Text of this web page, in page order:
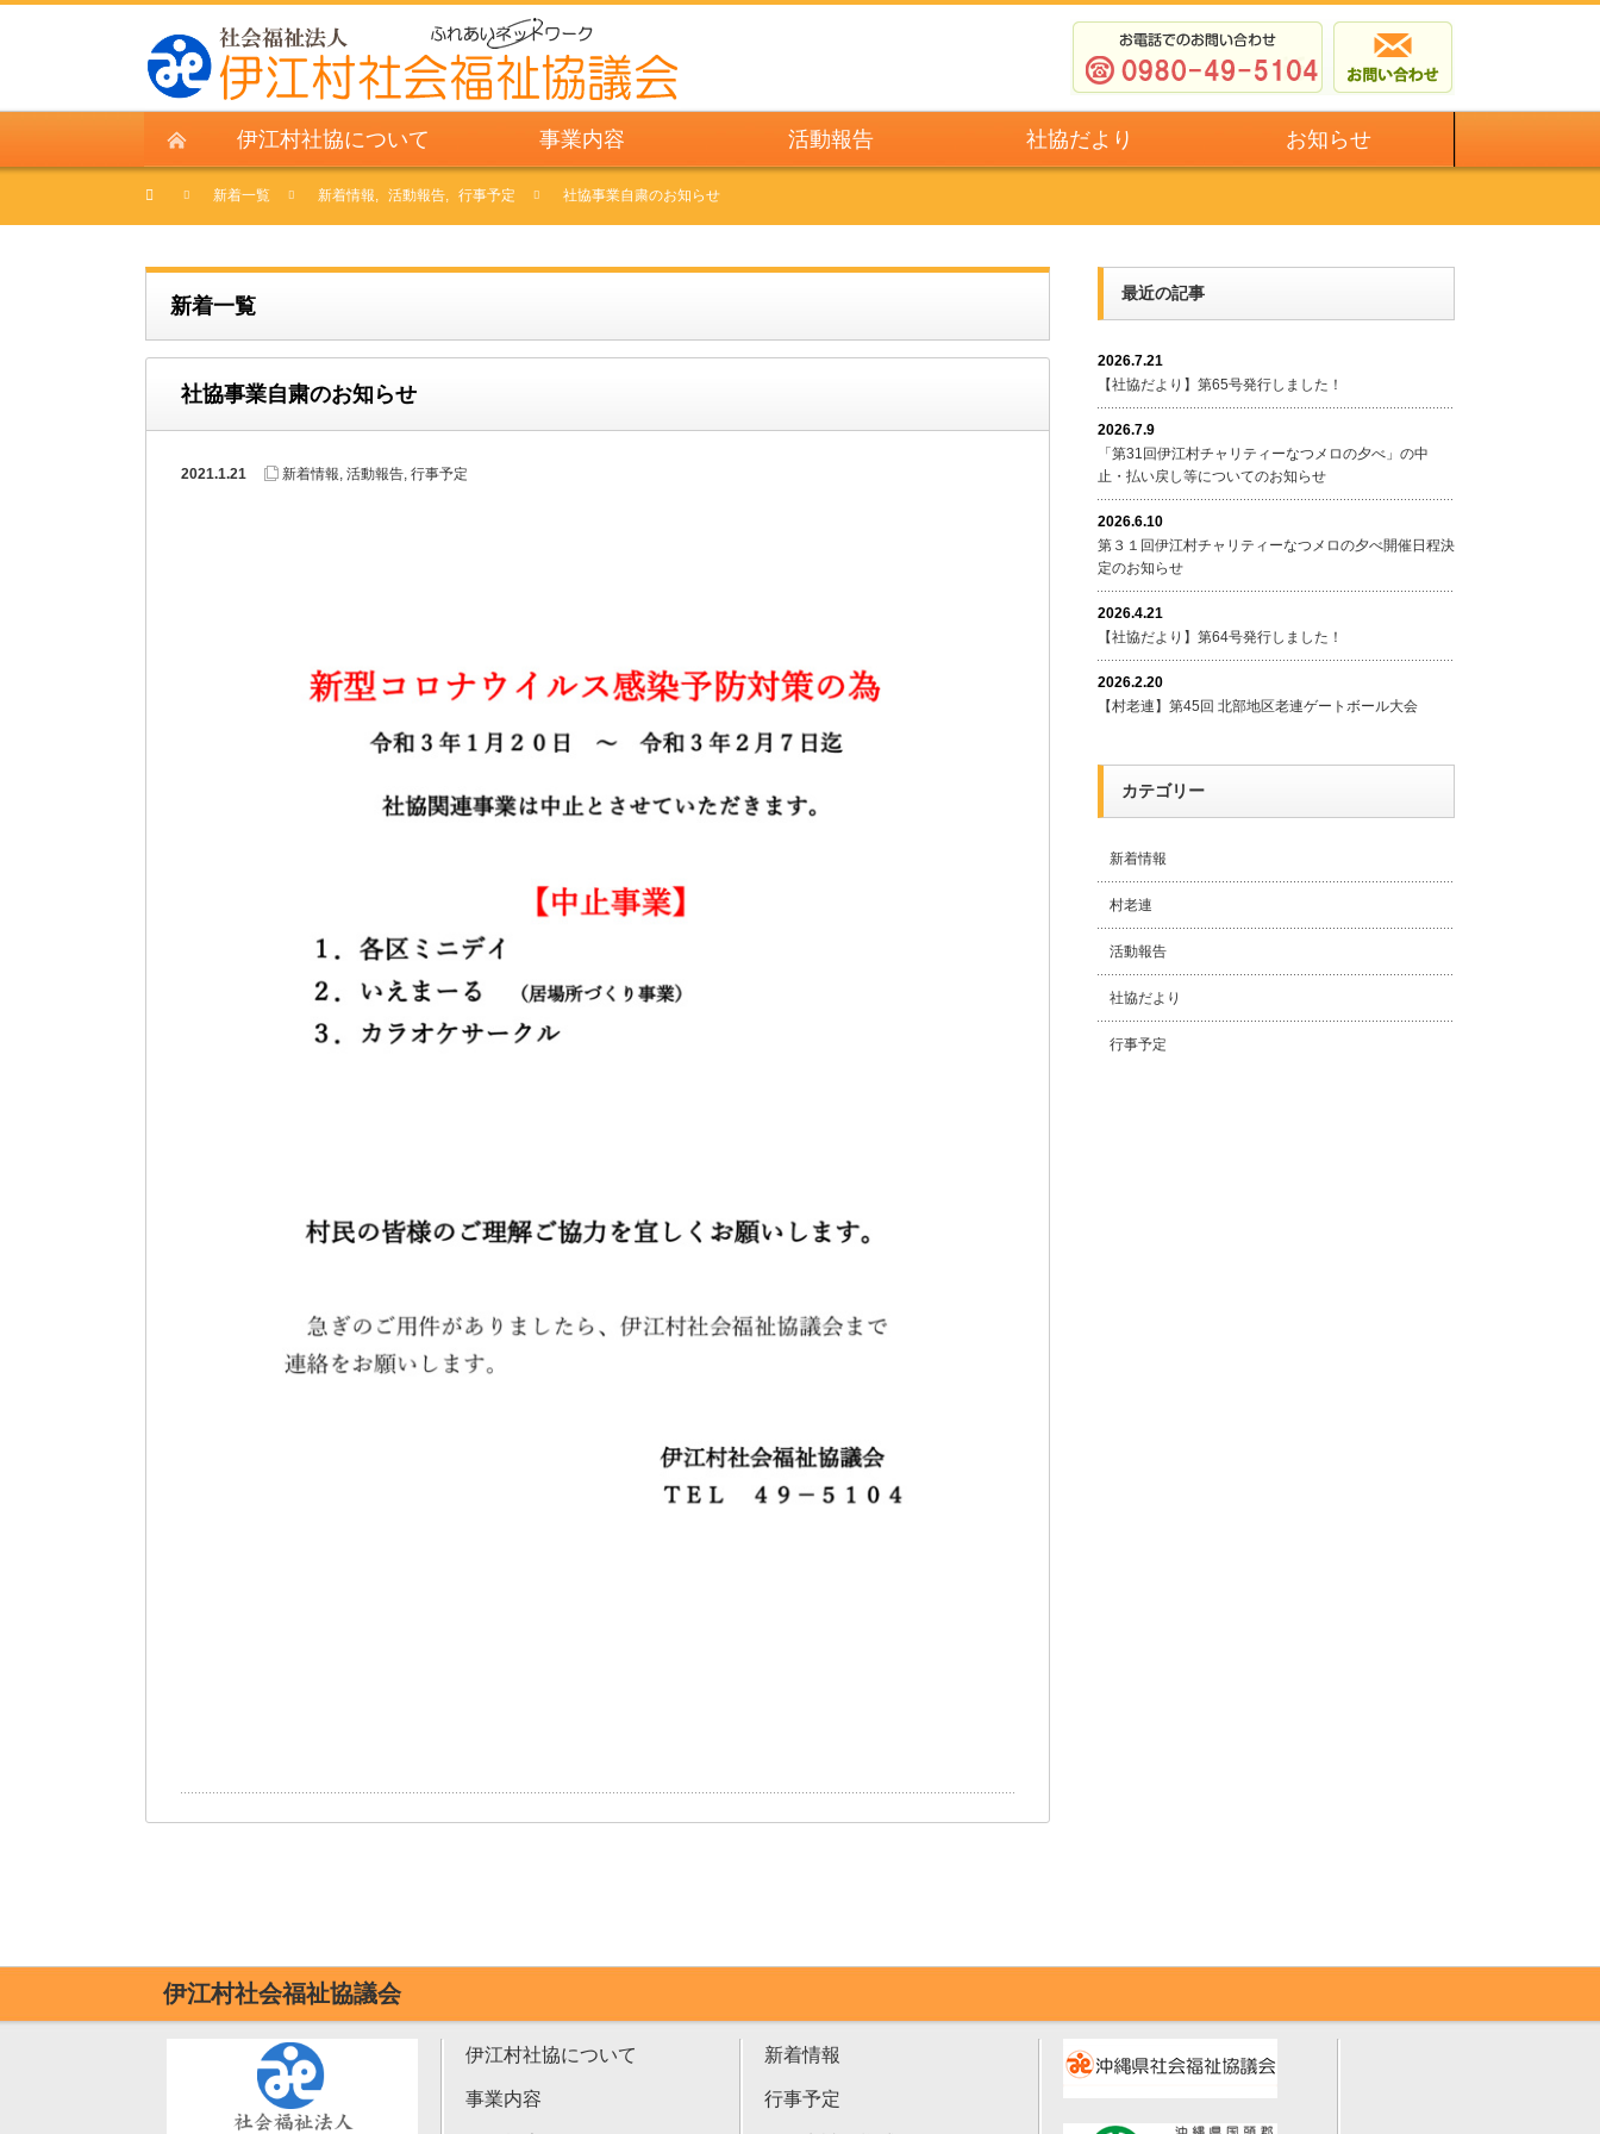
伊江村社協について 事業内容 活動報告 社協だより お知らせ
新着一覧 新着情報, 活動報告, 行事予定 社協事業自粛のお知らせ
新着一覧
社協事業自粛のお知らせ
2021.1.21 新着情報, 活動報告, 行事予定
最近の記事
2026.7.21
【社協だより】第65号発行しました！
2026.7.9
「第31回伊江村チャリティーなつメロの夕べ」の中
止・払い戻し等についてのお知らせ
2026.6.10
第３１回伊江村チャリティーなつメロの夕べ開催日程決
定のお知らせ
2026.4.21
【社協だより】第64号発行しました！
2026.2.20
【村老連】第45回 北部地区老連ゲートボール大会
カテゴリー
新着情報
村老連
活動報告
社協だより
行事予定
伊江村社会福祉協議会
伊江村社協について
事業内容
新着情報
行事予定